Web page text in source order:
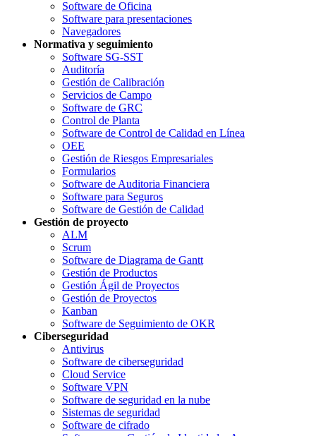
Software de Oficina
Software para presentaciones
Navegadores
Normativa y seguimiento
Software SG-SST
Auditoría
Gestión de Calibración
Servicios de Campo
Software de GRC
Control de Planta
Software de Control de Calidad en Línea
OEE
Gestión de Riesgos Empresariales
Formularios
Software de Auditoria Financiera
Software para Seguros
Software de Gestión de Calidad
Gestión de proyecto
ALM
Scrum
Software de Diagrama de Gantt
Gestión de Productos
Gestión Ágil de Proyectos
Gestión de Proyectos
Kanban
Software de Seguimiento de OKR
Ciberseguridad
Antivirus
Software de ciberseguridad
Cloud Service
Software VPN
Software de seguridad en la nube
Sistemas de seguridad
Software de cifrado